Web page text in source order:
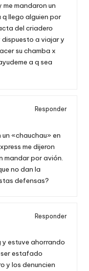
mandaron un
llego alguien por
del criadero
a viajar y
su chamba x
a q sea
Responder
«chauchau» en
me dijeron
mandar por avión.
no dan la
defensas?
Responder
y estuve ahorrando
estafado
y los denuncien